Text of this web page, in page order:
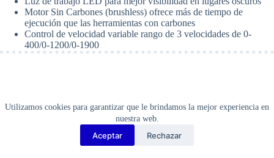
Utilizamos cookies para garantizar que le brindamos la mejor experiencia en
nuestra web.
Aceptar Rechazar
Solamente).
DeWalt
DCF897B-
cantidad
Motor Sin Carbones (brushless) ofrece más de tiempo de
ejecución que las herramientas con carbones
Control de velocidad variable rango de 3 velocidades de 0-
400/0-1200/0-1900
Copyright Barbosa Tools©